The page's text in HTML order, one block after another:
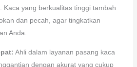
Kaca yang berkualitas tinggi tambah
dan pecah, agar tingkatkan
Anda.
Ahli dalam layanan pasang kaca
dengan akurat yang cukup